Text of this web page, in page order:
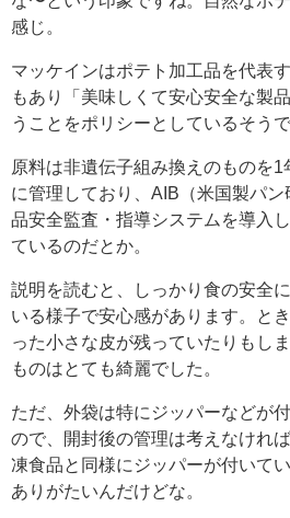
感じ。
マッケインはポテト加工品を代表
もあり「美味しくて安心安全な製
うことをポリシーとしているそうで
原料は非遺伝子組み換えのものを1
に管理しており、AIB（米国製パ
品安全監査・指導システムを導入
ているのだとか。
説明を読むと、しっかり食の安全
いる様子で安心感があります。と
った小さな皮が残っていたりもし
ものはとても綺麗でした。
ただ、外袋は特にジッパーなどが
ので、開封後の管理は考えなけれ
凍食品と同様にジッパーが付いて
ありがたいんだけどな。